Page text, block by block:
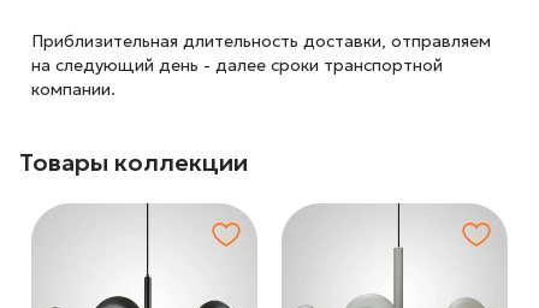
Приблизительная длительность доставки, отправляем
на следующий день - далее сроки транспортной
компании.
Товары коллекции